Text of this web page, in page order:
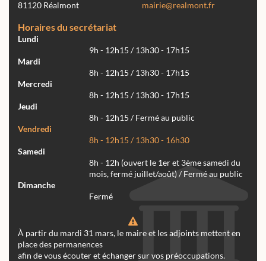
81120 Réalmont
mairie@realmont.fr
Horaires du secrétariat
Lundi
9h - 12h15 / 13h30 - 17h15
Mardi
8h - 12h15 / 13h30 - 17h15
Mercredi
8h - 12h15 / 13h30 - 17h15
Jeudi
8h - 12h15 / Fermé au public
Vendredi
8h - 12h15 / 13h30 - 16h30
Samedi
8h - 12h (ouvert le 1er et 3ème samedi du
mois, fermé juillet/août) / Fermé au public
Dimanche
Fermé
À partir du mardi 31 mars, le maire et les adjoints mettent en
place des permanences
afin de vous écouter et échanger sur vos préoccupations.